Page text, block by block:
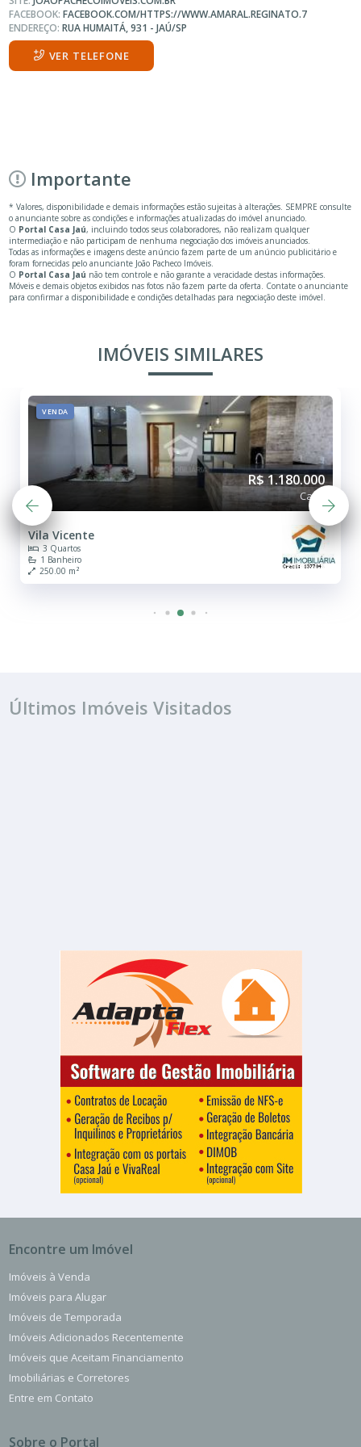
FACEBOOK:FACEBOOK.COM/HTTPS://WWW.AMARAL.REGINATO.7
ENDEREÇO:RUA HUMAITÁ, 931 - JAÚ/SP
VER TELEFONE
Importante
* Valores, disponibilidade e demais informações estão sujeitas à alterações. SEMPRE consulte
o anunciante sobre as condições e informações atualizadas do imóvel anunciado.
O Portal Casa Jaú, incluindo todos seus colaboradores, não realizam qualquer
intermediação e não participam de nenhuma negociação dos imóveis anunciados.
Todas as informações e imagens deste anúncio fazem parte de um anúncio publicitário e
foram fornecidas pelo anunciante João Pacheco Imóveis.
O Portal Casa Jaú não tem controle e não garante a veracidade destas informações.
Móveis e demais objetos exibidos nas fotos não fazem parte da oferta. Contate o anunciante
para confirmar a disponibilidade e condições detalhadas para negociação deste imóvel.
IMÓVEIS SIMILARES
VENDA
R$ 1.180.000
Casa
Vila Vicente
3 Quartos
1 Banheiro
250.00 m²
Últimos Imóveis Visitados
Encontre um Imóvel
Imóveis à Venda
Imóveis para Alugar
Imóveis de Temporada
Imóveis Adicionados Recentemente
Imóveis que Aceitam Financiamento
Imobiliárias e Corretores
Entre em Contato
Sobre o Portal